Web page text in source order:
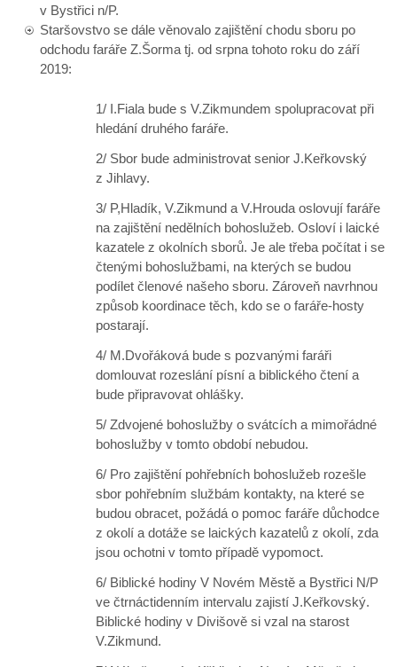
v Bystřici n/P.
Staršovstvo se dále věnovalo zajištění chodu sboru po
odchodu faráře Z.Šorma tj. od srpna tohoto roku do září
2019:
1/ I.Fiala bude s V.Zikmundem spolupracovat při
hledání druhého faráře.
2/ Sbor bude administrovat senior J.Keřkovský
z Jihlavy.
3/ P,Hladík, V.Zikmund a V.Hrouda oslovují faráře
na zajištění nedělních bohoslužeb. Osloví i laické
kazatele z okolních sborů. Je ale třeba počítat i se
čtenými bohoslužbami, na kterých se budou
podílet členové našeho sboru. Zároveň navrhnou
způsob koordinace těch, kdo se o faráře-hosty
postarají.
4/ M.Dvořáková bude s pozvanými faráři
domlouvat rozeslání písní a biblického čtení a
bude připravovat ohlášky.
5/ Zdvojené bohoslužby o svátcích a mimořádné
bohoslužby v tomto období nebudou.
6/ Pro zajištění pohřebních bohoslužeb rozešle
sbor pohřebním službám kontakty, na které se
budou obracet, požádá o pomoc faráře důchodce
z okolí a dotáže se laických kazatelů z okolí, zda
jsou ochotni v tomto případě vypomoct.
6/ Biblické hodiny V Novém Městě a Bystřici N/P
ve čtrnáctidenním intervalu zajistí J.Keřkovský.
Biblické hodiny v Divišově si vzal na starost
V.Zikmund.